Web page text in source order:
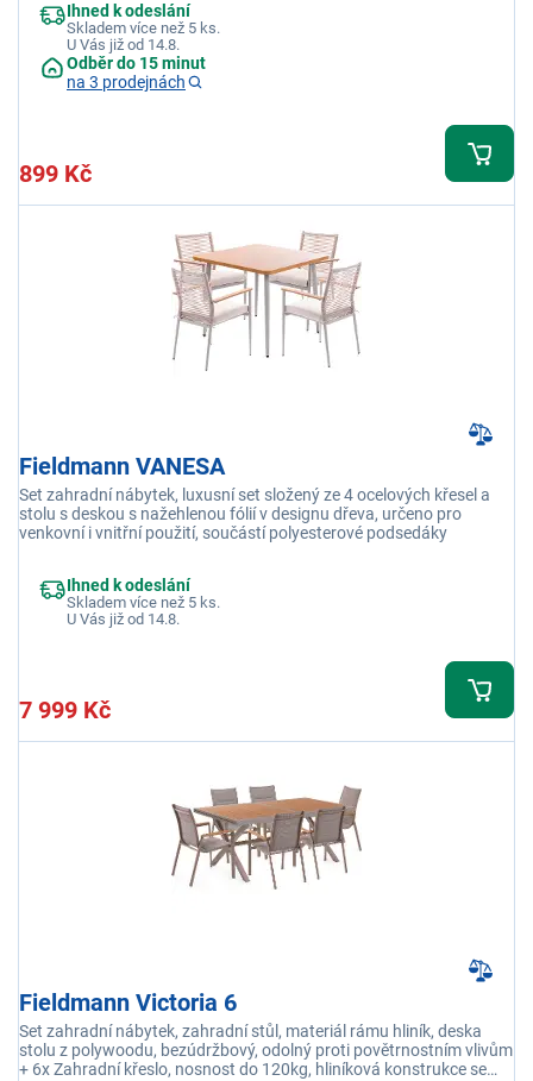
zápěstí, velikost 10/ XL
Ihned k odeslání
Skladem více než 5 ks.
U Vás již od 14.8.
Odběr do 15 minut
na 3 prodejnách
899 Kč
Fieldmann VANESA
Set zahradní nábytek, luxusní set složený ze 4 ocelových křesel a
stolu s deskou s nažehlenou fólií v designu dřeva, určeno pro
venkovní i vnitřní použití, součástí polyesterové podsedáky
Ihned k odeslání
Skladem více než 5 ks.
U Vás již od 14.8.
7 999 Kč
Fieldmann Victoria 6
Set zahradní nábytek, zahradní stůl, materiál rámu hliník, deska
stolu z polywoodu, bezúdržbový, odolný proti povětrnostním vlivům
+ 6x Zahradní křeslo, nosnost do 120kg, hliníková konstrukce se